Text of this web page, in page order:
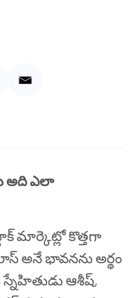
అది ఎలా
మార్కెట్లో కొత్తగా
అనే భావనను అర్థం
ఆశీష్,